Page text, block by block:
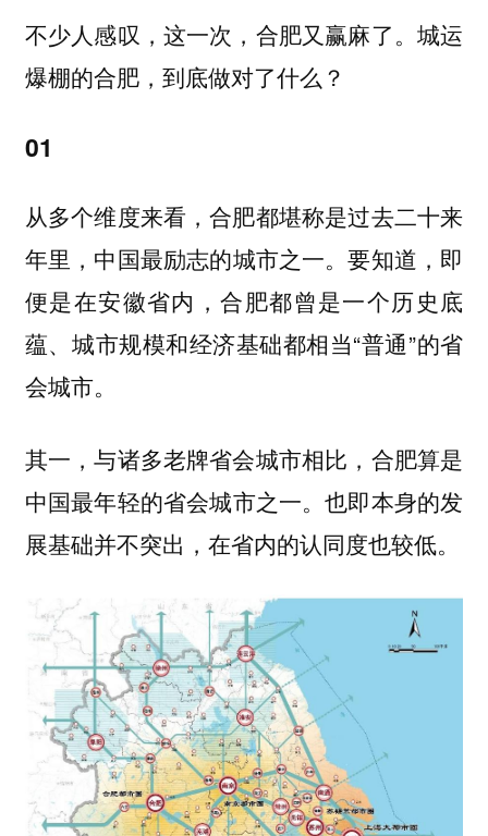
不少人感叹，这一次，合肥又赢麻了。 城运
爆棚的合肥，到底做对了什么？
01
从多个维度来看，合肥都堪称是过去二十来
年里，中国最励志的城市之一。要知道，即
便是在安徽省内，合肥都曾是一个历史底
蕴、城市规模和经济基础都相当“普通”的省
会城市。
其一，与诸多老牌省会城市相比，合肥算是
中国最年轻的省会城市之一。也即本身的发
展基础并不突出，在省内的认同度也较低。